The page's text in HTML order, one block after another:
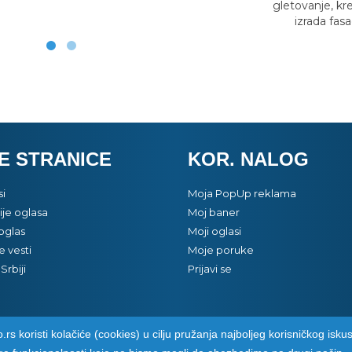
gletovanje,
izrada
STRANICE
oglasa
vesti
KOR. NALOG
Moja PopUp reklama
Moj baner
Moji oglasi
Moje poruke
Prijavi se
koristi kolačiće (cookies) u cilju pružanja najboljeg korisničkog